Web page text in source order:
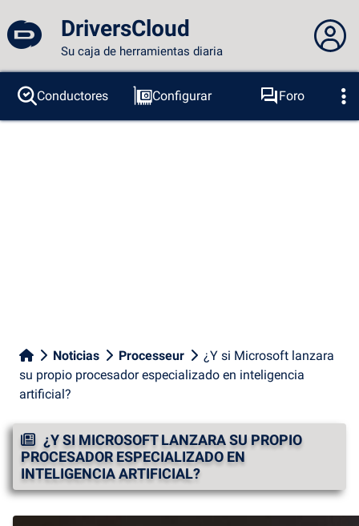
DriversCloud
Su caja de herramientas diaria
No estás conectado...
Acceder al sitio
Conductores Configurar
Foro
Sondas
BSOD Herramientas
Noticias Processeur
¿Y si Microsoft lanzara
su propio procesador especializado en inteligencia
artificial?
¿Y SI MICROSOFT LANZARA SU PROPIO
PROCESADOR ESPECIALIZADO EN
INTELIGENCIA ARTIFICIAL?